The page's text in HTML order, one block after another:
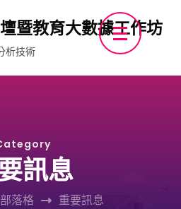
暨教育大數據工作坊
析技術
訊息
部落格 重要訊息